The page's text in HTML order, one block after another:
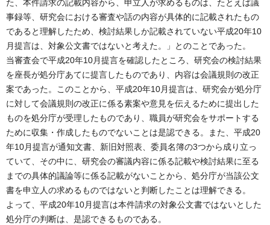
た、本件請求の記載内容から、申立人が求めるものは、たとえば議
事録等、研究会における審査や話の内容が具体的に記載されたもの
であると理解したため、検討結果しか記載されていない平成20年10
月提言は、対象公文書ではないと考えた。」とのことであった。
当審査会で平成20年10月提言を確認したところ、研究会の検討結果
を座長が処分庁あてに提言したものであり、内容は会議規則の改正
案であった。このことから、平成20年10月提言は、研究会が処分庁
に対して会議規則の改正に係る素案や意見を伝えるために提出した
ものを処分庁が受理したものであり、職員が研究会をサポートする
ために収集・作成したものでないことは是認できる。また、平成20
年10月提言が通知文書、新旧対照表、委員名簿の3つから成り立っ
ていて、その中に、研究会の審議内容に係る記載や検討結果に至る
までの具体的議論等に係る記載がないことから、処分庁が当該公文
書を申立人の求めるものではないと判断したことは理解できる。
よって、平成20年10月提言は本件請求の対象公文書ではないとした
処分庁の判断は、是認できるものである。